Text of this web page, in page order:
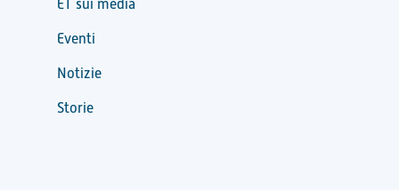
ET sui media
Eventi
Notizie
Storie